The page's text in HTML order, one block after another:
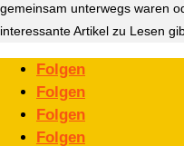
gemeinsam unterwegs waren
interessante Artikel zu Lesen
Folgen
Folgen
Folgen
Folgen